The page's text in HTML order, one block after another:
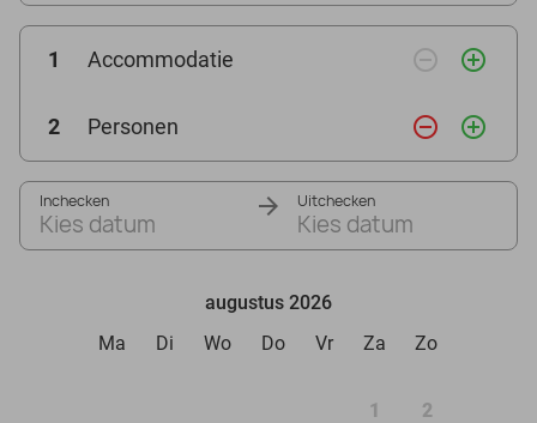
1 Accommodatie remove_circle_outline add_circle_outline
2 Personen remove_circle_outline add_circle_outline
Inchecken
Kies datum
Uitchecken
Kies datum
augustus 2026
Ma
Di Wo Do Vr Za Zo
1 2